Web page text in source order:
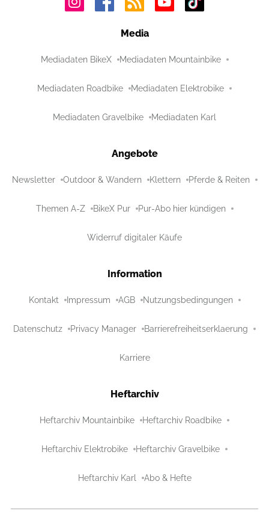
Media
Mediadaten BikeX Mediadaten Mountainbike
Mediadaten Roadbike Mediadaten Elektrobike
Mediadaten Gravelbike Mediadaten Karl
Angebote
Newsletter Outdoor & Wandern Klettern Pferde & Reiten
Themen A-Z BikeX Pur Pur-Abo hier kündigen
Widerruf digitaler Käufe
Information
Kontakt Impressum AGB Nutzungsbedingungen
Datenschutz Privacy Manager Barrierefreiheitserklaerung
Karriere
Heftarchiv
Heftarchiv Mountainbike Heftarchiv Roadbike
Heftarchiv Elektrobike Heftarchiv Gravelbike
Heftarchiv Karl Abo & Hefte